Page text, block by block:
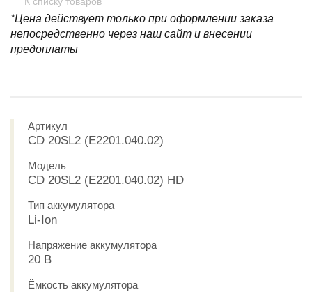
*Цена действует только при оформлении заказа
непосредственно через наш сайт и внесении
предоплаты
Артикул
CD 20SL2 (E2201.040.02)
Модель
CD 20SL2 (E2201.040.02) HD
Тип аккумулятора
Li-Ion
Напряжение аккумулятора
20 В
Ёмкость аккумулятора